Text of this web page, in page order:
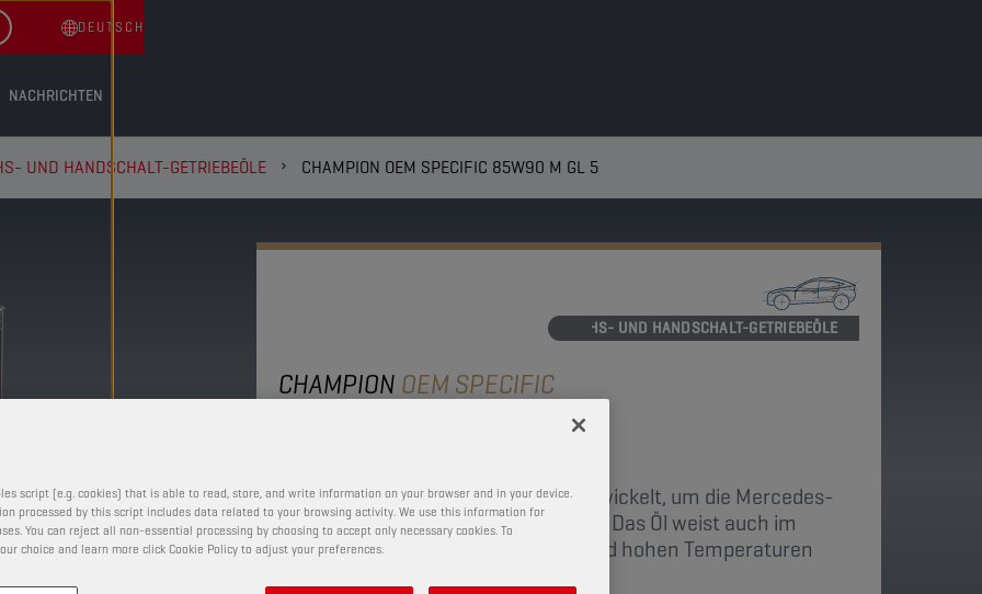
NACHRICHTEN
DEUTSCH
UND HANDSCHALT-GETRIEBEÖLE CHAMPION OEM SPECIFIC 85W90 M GL 5
ACHS- UND HANDSCHALT-GETRIEBEÖLE
CHAMPION OEM SPECIFIC
85W90 M GL 5
Dieses Getriebeöl wurde speziell entwickelt, um die Mercedes-
Benz-Spezifikation 235.0 zu erfüllen. Das Öl weist auch im
Dauerbetrieb unter hohen Lasten und hohen Temperaturen
script (e.g. cookies) that is able to read, store, and write information on your browser and in your device.
processed by this script includes data related to your browsing activity. We use this information for
You can reject all non-essential processing by choosing to accept only necessary cookies. To
choice and learn more click Cookie Policy to adjust your preferences.